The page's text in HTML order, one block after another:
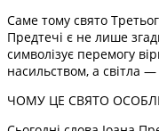
Саме тому свято
Предтечі є не лише
символізує перемогу
насильством, а світла
ЧОМУ ЦЕ СВЯТО